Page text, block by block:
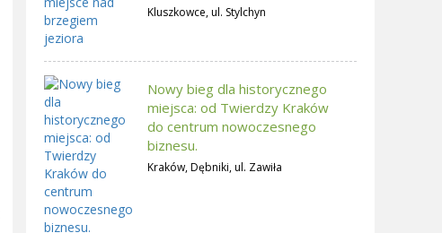
Kluszkowce, ul. Stylchyn
Nowy bieg dla historycznego
miejsca: od Twierdzy Kraków
do centrum nowoczesnego
biznesu.
Kraków, Dębniki, ul. Zawiła